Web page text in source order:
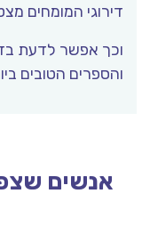
דירוגי המומחים
וכך אפשר לדעת
והספרים הטובים
אנשים